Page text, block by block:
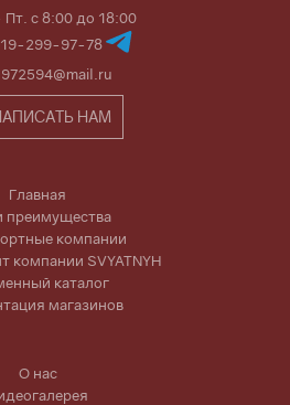
с 8:00 до 18:00
299-97-78
НАМ
Главная
преимущества
компании
компании SVYATNYH
каталог
магазинов
О нас